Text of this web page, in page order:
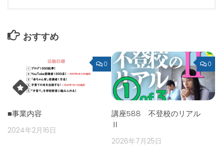
おすすめ
0
■事業内容
2024年2月16日
0
講座588 不登校のリアル
Ⅱ
2026年7月25日